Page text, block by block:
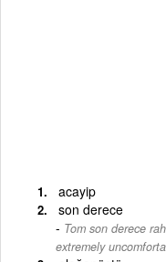
acayip
son derece
Tom son derece
extremely